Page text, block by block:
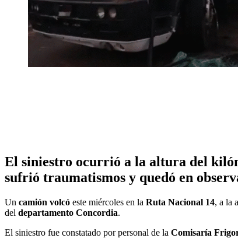
El siniestro ocurrió a la altura del
sufrió traumatismos y quedó en
Un camión volcó este miércoles en la Ruta Nacional 14, a la
del departamento Concordia.
El siniestro fue constatado por personal de la Comisaría